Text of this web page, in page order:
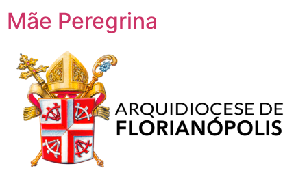
Mãe Peregrina